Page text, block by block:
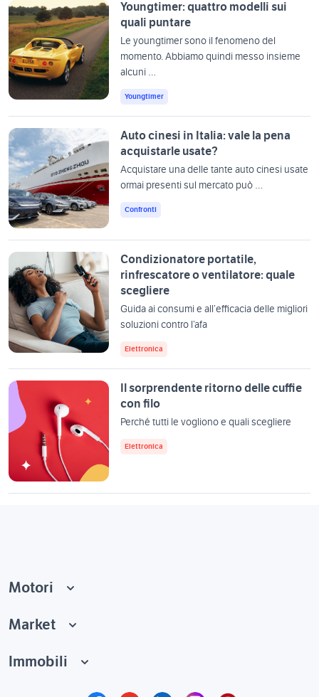
Youngtimer: quattro modelli sui
quali puntare
Le youngtimer sono il fenomeno del
momento. Abbiamo quindi messo insieme
alcuni …
Youngtimer
Auto cinesi in Italia: vale la pena
acquistarle usate?
Acquistare una delle tante auto cinesi usate
ormai presenti sul mercato può …
Confronti
Condizionatore portatile,
rinfrescatore o ventilatore: quale
scegliere
Guida ai consumi e all’efficacia delle migliori
soluzioni contro l’afa
Elettronica
Il sorprendente ritorno delle cuffie
con filo
Perché tutti le vogliono e quali scegliere
Elettronica
Motori
Market
Immobili